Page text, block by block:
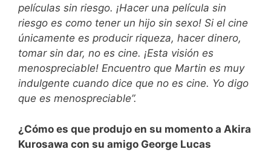
películas sin riesgo. ¡Hacer una película sin
riesgo es como tener un hijo sin sexo! Si el cine
únicamente es producir riqueza, hacer dinero,
tomar sin dar, no es cine. ¡Esta visión es
menospreciable! Encuentro que Martin es muy
indulgente cuando dice que no es cine. Yo digo
que es menospreciable”.
¿Cómo es que produjo en su momento a Akira
Kurosawa con su amigo George Lucas